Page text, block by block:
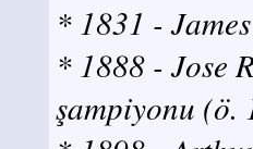
* 1831 -
* 1888 - Jose
şampiyonu (ö.